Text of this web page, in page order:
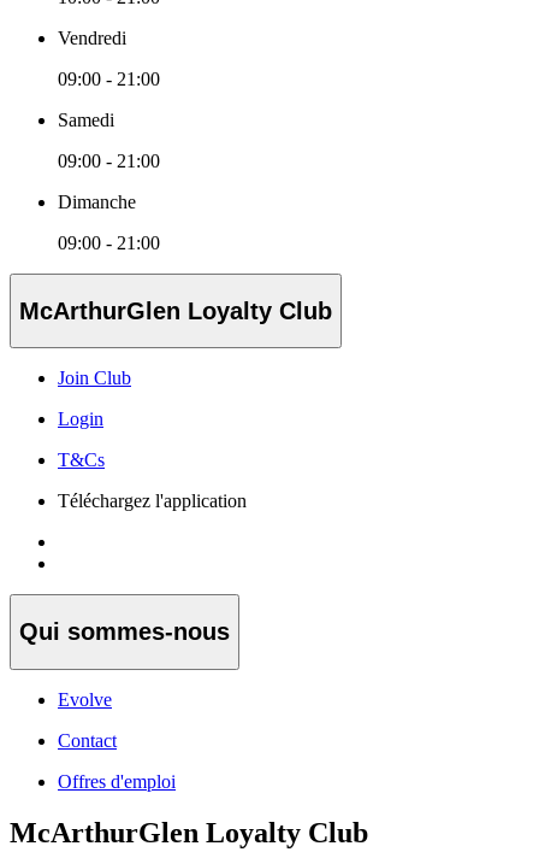
Vendredi
09:00 - 21:00
Samedi
09:00 - 21:00
Dimanche
09:00 - 21:00
McArthurGlen Loyalty Club
Join Club
Login
T&Cs
Téléchargez l'application
Qui sommes-nous
Evolve
Contact
Offres d'emploi
McArthurGlen Loyalty Club